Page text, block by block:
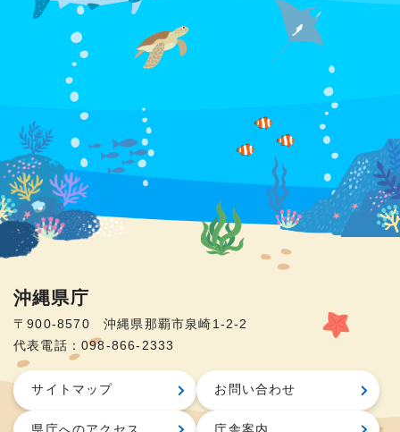
沖縄県庁
〒900-8570 沖縄県那覇市泉崎1-2-2
代表電話：098-866-2333
サイトマップ お問い合わせ